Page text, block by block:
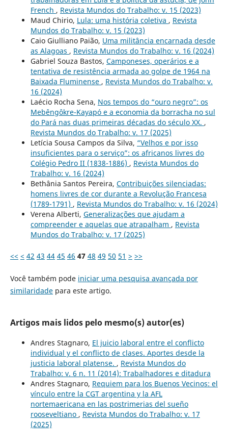
French , Revista Mundos do Trabalho: v. 15 (2023)
Maud Chirio, Lula: uma história coletiva , Revista
Mundos do Trabalho: v. 15 (2023)
Caio Giulliano Paião, Uma militância encarnada desde
as Alagoas , Revista Mundos do Trabalho: v. 16 (2024)
Gabriel Souza Bastos, Camponeses, operários e a
tentativa de resistência armada ao golpe de 1964 na
Baixada Fluminense , Revista Mundos do Trabalho: v.
16 (2024)
Laécio Rocha Sena, Nos tempos do “ouro negro”: os
Mebêngôkre-Kayapó e a economia da borracha no sul
do Pará nas duas primeiras décadas do século XX. ,
Revista Mundos do Trabalho: v. 17 (2025)
Letícia Sousa Campos da Silva, “Velhos e por isso
insuficientes para o serviço”: os africanos livres do
Colégio Pedro II (1838-1886) , Revista Mundos do
Trabalho: v. 16 (2024)
Bethânia Santos Pereira, Contribuições silenciadas:
homens livres de cor durante a Revolução Francesa
(1789-1791) , Revista Mundos do Trabalho: v. 16 (2024)
Verena Alberti, Generalizações que ajudam a
compreender e aquelas que atrapalham , Revista
Mundos do Trabalho: v. 17 (2025)
<< < 42 43 44 45 46 47 48 49 50 51 > >>
Você também pode iniciar uma pesquisa avançada por
similaridadepara este artigo.
Artigos mais lidos pelo mesmo(s) autor(es)
Andres Stagnaro, El juicio laboral entre el conflicto
individual y el conflicto de clases. Aportes desde la
justicia laboral platense. , Revista Mundos do
Trabalho: v. 6 n. 11 (2014): Trabalhadores e ditadura
Andres Stagnaro, Requiem para los Buenos Vecinos: el
vínculo entre la CGT argentina y la AFL
nortemaericana en las postrimerias del sueño
rooseveltiano , Revista Mundos do Trabalho: v. 17
(2025)